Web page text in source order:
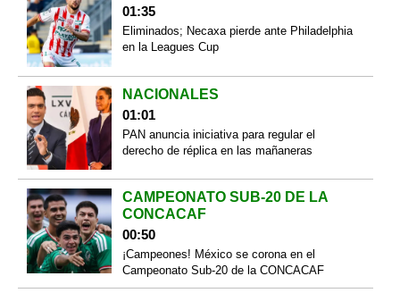
01:35
Eliminados; Necaxa pierde ante Philadelphia
en la Leagues Cup
NACIONALES
01:01
PAN anuncia iniciativa para regular el
derecho de réplica en las mañaneras
CAMPEONATO SUB-20 DE LA
CONCACAF
00:50
¡Campeones! México se corona en el
Campeonato Sub-20 de la CONCACAF